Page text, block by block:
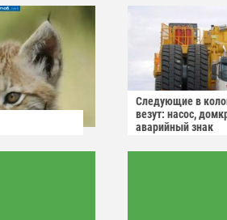
Следующие в
везут: насос,
аварийный знак